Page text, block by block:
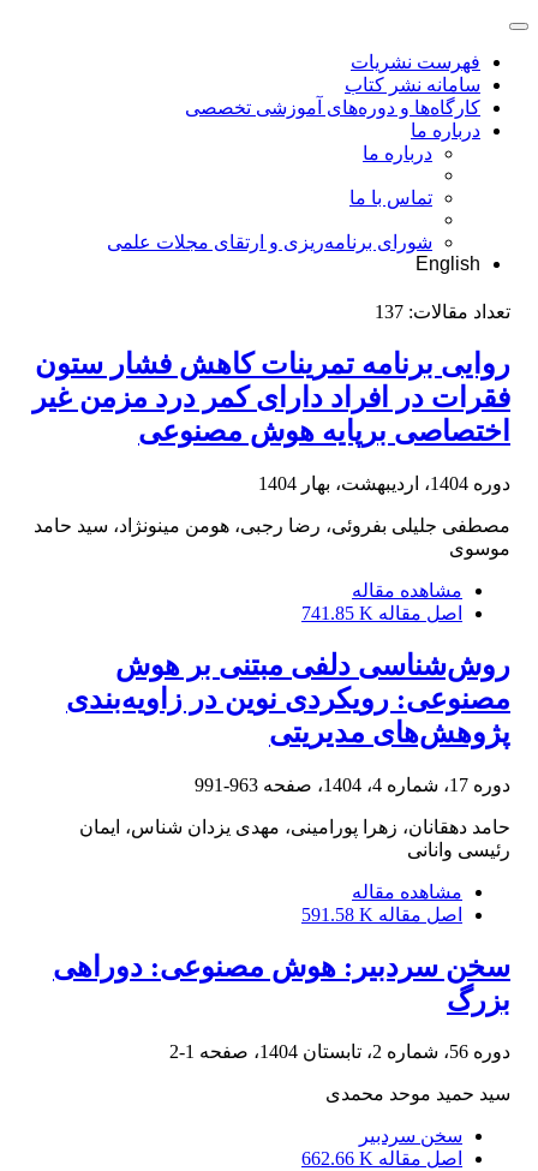
فهرست نشریات
سامانه نشر کتاب
کارگاه‌ها و دوره‌های آموزشی تخصصی
درباره ما
درباره ما
تماس با ما
شورای برنامه‌ریزی و ارتقای مجلات علمی
English
تعداد مقالات: 137
روایی برنامه تمرینات کاهش فشار ستون
فقرات در افراد دارای کمر درد مزمن غیر
اختصاصی برپایه هوش مصنوعی
دوره 1404، اردیبهشت، بهار 1404
مصطفی جلیلی بفروئی، رضا رجبی، هومن مینونژاد، سید حامد
موسوی
مشاهده مقاله
اصل مقاله 741.85 K
روش‌شناسی دلفی مبتنی بر هوش
مصنوعی: رویکردی نوین در زاویه‌بندی
پژوهش‌های مدیریتی
دوره 17، شماره 4، 1404، صفحه 963-991
حامد دهقانان، زهرا پورامینی، مهدی یزدان شناس، ایمان
رئیسی وانانی
مشاهده مقاله
اصل مقاله 591.58 K
سخن سردبیر: هوش مصنوعی: دوراهی
بزرگ
دوره 56، شماره 2، تابستان 1404، صفحه 1-2
سید حمید موحد محمدی
سخن سردبیر
اصل مقاله 662.66 K